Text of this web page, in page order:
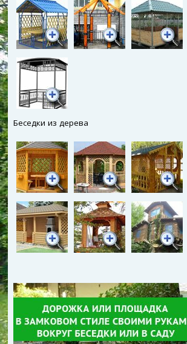
Беседки из дерева